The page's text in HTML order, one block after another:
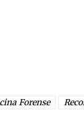
Forense